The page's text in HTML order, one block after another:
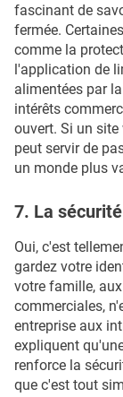
fascinant de
fermée.
comme la
l'application de
alimentées par
intérêts
ouvert. Si un site
peut servir de
un monde plus
7. La sécurité
Oui, c'est
gardez votre
votre famille,
commerciales,
entreprise aux
expliquent
renforce la
que c'est tout